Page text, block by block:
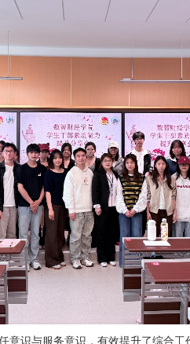
意识与服务意识，有效提升了综合